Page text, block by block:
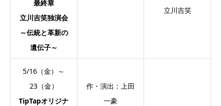
最終章
立川吉笑独演会
～伝統と革新の
遺伝子～
立川吉笑
5/16（金）～
23（金）
TipTapオリジナ
作・演出：上田
一豪